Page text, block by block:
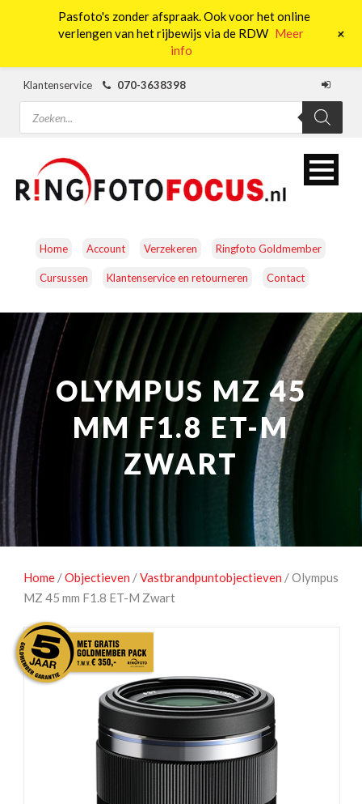
Klantenservice
070-3638398
Producten
zoeken
Home Account Verzekeren Ringfoto Goldmember
Cursussen Klantenservice en retourneren Contact
CAMERA’S OBJECTIEVEN ACCESSOIRES
NATUUROBSERVATIE MEDIA EN ENERGIE
STUDIOFOTOGRAFIE OCCASIONS
OLYMPUS MZ 45
MM F1.8 ET-M
ZWART
Home /Objectieven /Vastbrandpuntobjectieven / Olympus
MZ 45 mm F1.8 ET-M Zwart
Pasfoto's zonder afspraak. Ook voor het online
verlengen van het rijbewijs via de RDW Meer
info
+